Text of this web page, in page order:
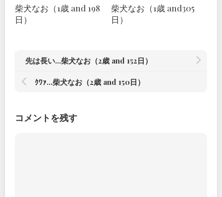
柴犬なお（1歳 and 198
日）
柴犬なお（1歳 and305
日）
先は長い…柴犬なお（2歳 and 152日）
ｸﾜｧ…柴犬なお（2歳 and 150日）
コメントを残す